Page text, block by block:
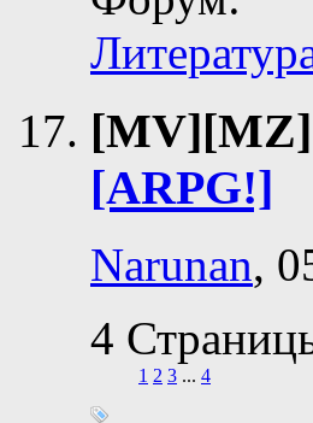
[MV][MZ]
[ARPG!]
Narunan,
4
1 2 3 ... 4